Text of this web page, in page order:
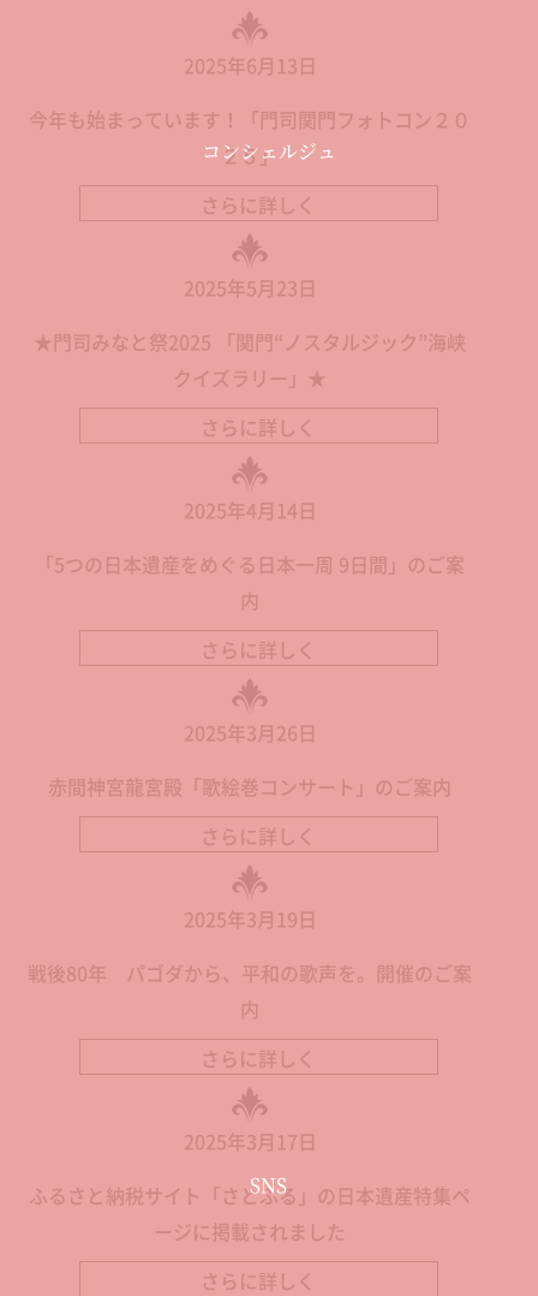
コンシェルジュ
SNS
2025年6月13日
今年も始まっています！「門司関門フォトコン２０
２５」
さらに詳しく
2025年5月23日
★門司みなと祭2025 「関門“ノスタルジック”海峡
クイズラリー」★
さらに詳しく
2025年4月14日
「5つの日本遺産をめぐる日本一周 9日間」のご案
内
さらに詳しく
2025年3月26日
赤間神宮龍宮殿「歌絵巻コンサート」のご案内
さらに詳しく
2025年3月19日
戦後80年 パゴダから、平和の歌声を。開催のご案
内
さらに詳しく
2025年3月17日
ふるさと納税サイト「さとふる」の日本遺産特集ペ
ージに掲載されました
さらに詳しく